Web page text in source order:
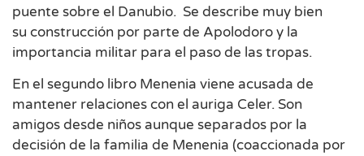
puente sobre el Danubio. Se describe muy bien
su construcción por parte de Apolodoro y la
importancia militar para el paso de las tropas.
En el segundo libro Menenia viene acusada de
mantener relaciones con el auriga Celer. Son
amigos desde niños aunque separados por la
decisión de la familia de Menenia (coaccionada por